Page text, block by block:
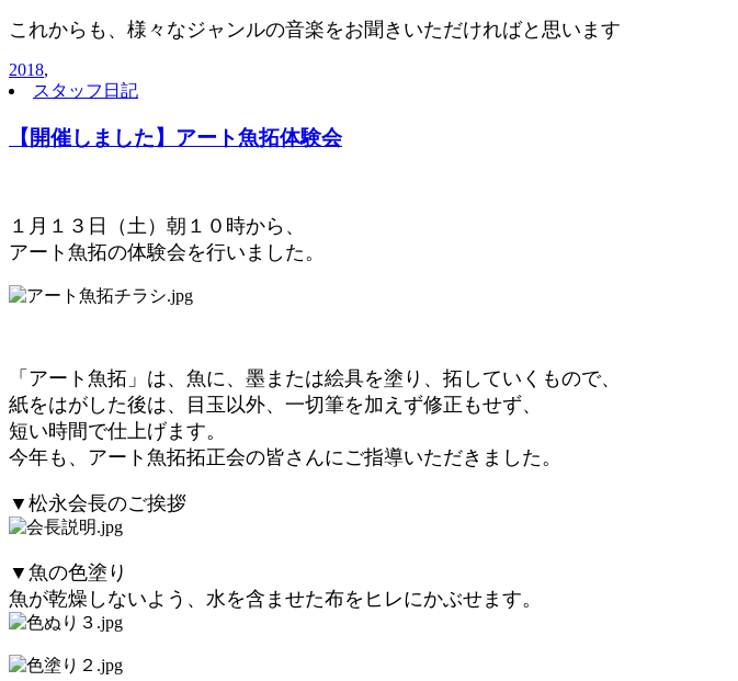
これからも、様々なジャンルの音楽をお聞きいただければと思います
2018,
スタッフ日記
【開催しました】アート魚拓体験会
１月１３日（土）朝１０時から、
アート魚拓の体験会を行いました。
「アート魚拓」は、魚に、墨または絵具を塗り、拓していくもので、
紙をはがした後は、目玉以外、一切筆を加えず修正もせず、
短い時間で仕上げます。
今年も、アート魚拓拓正会の皆さんにご指導いただきました。
▼松永会長のご挨拶
▼魚の色塗り
魚が乾燥しないよう、水を含ませた布をヒレにかぶせます。